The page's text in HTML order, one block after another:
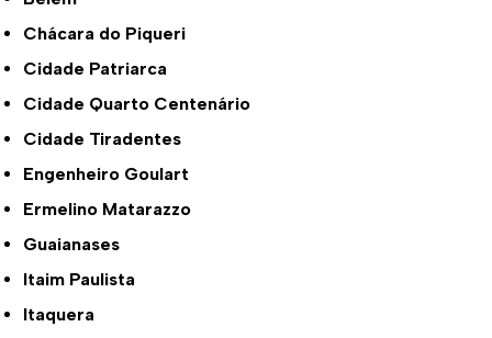
Chácara do Piqueri
Cidade Patriarca
Cidade Quarto Centenário
Cidade Tiradentes
Engenheiro Goulart
Ermelino Matarazzo
Guaianases
Itaim Paulista
Itaquera